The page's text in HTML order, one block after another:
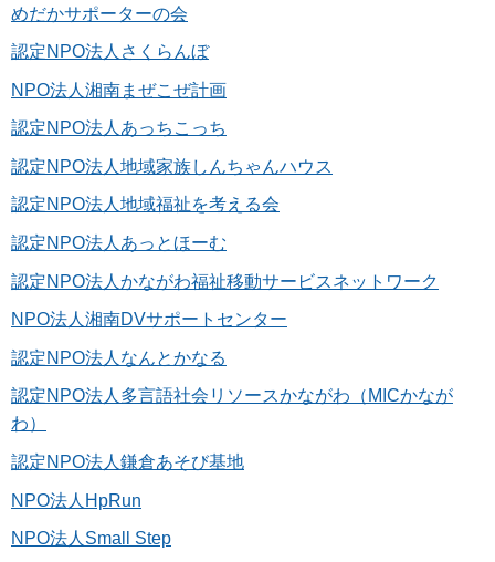
めだかサポーターの会
認定NPO法人さくらんぼ
NPO法人湘南まぜこぜ計画
認定NPO法人あっちこっち
認定NPO法人地域家族しんちゃんハウス
認定NPO法人地域福祉を考える会
認定NPO法人あっとほーむ
認定NPO法人かながわ福祉移動サービスネットワーク
NPO法人湘南DVサポートセンター
認定NPO法人なんとかなる
認定NPO法人多言語社会リソースかながわ（MICかなが
わ）
認定NPO法人鎌倉あそび基地
NPO法人HpRun
NPO法人Small Step